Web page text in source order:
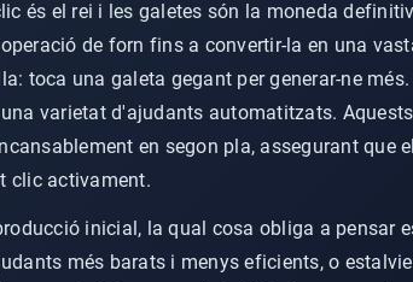
és el rei i les galetes són la moneda
de forn fins a convertir-la en una
toca una galeta gegant per generar-ne
varietat d'ajudants automatitzats.
en segon pla, assegurant que
clic activament.
inicial, la qual cosa obliga a pensar
més barats i menys eficients, o